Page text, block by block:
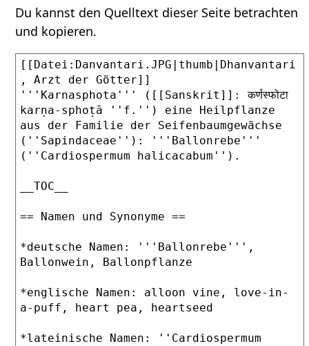
Du kannst den Quelltext dieser Seite betrachten
und kopieren.